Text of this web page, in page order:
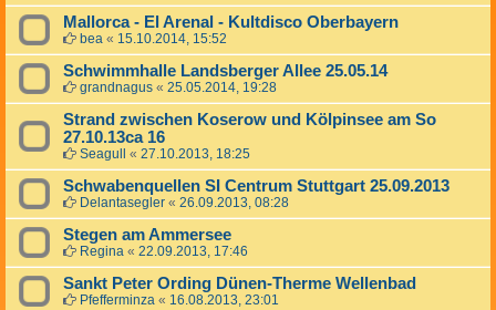
Mallorca - El Arenal - Kultdisco Oberbayern
bea « 15.10.2014, 15:52
Schwimmhalle Landsberger Allee 25.05.14
grandnagus « 25.05.2014, 19:28
Strand zwischen Koserow und Kölpinsee am So
27.10.13ca 16
Seagull « 27.10.2013, 18:25
Schwabenquellen SI Centrum Stuttgart 25.09.2013
Delantasegler « 26.09.2013, 08:28
Stegen am Ammersee
Regina « 22.09.2013, 17:46
Sankt Peter Ording Dünen-Therme Wellenbad
Pfefferminza « 16.08.2013, 23:01